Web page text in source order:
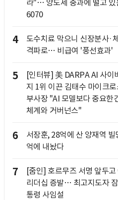
라"… 양도세 중과에 떨고 있
6070
4
도수치료 막으니 신장분사·
격파로… 비급여 '풍선효과'
5
[인터뷰] 美 DARPA AI 사이
지 1위 이끈 김태수 마이크
부사장 "AI 모델보다 중요한
체계와 거버넌스"
6
서장훈, 28억에 산 양재역 빌
억에 내놨다
7
[줌인] 호르무즈 서명 앞두고
리더십 증발… 최고지도자 잠
통령 사임설